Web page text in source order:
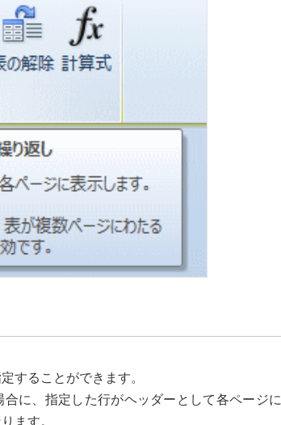
することができます。
に、指定した行がヘッダーとして各ページに
ます。